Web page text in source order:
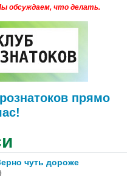
обсуждаем, что делать.
прямо
чуть дороже